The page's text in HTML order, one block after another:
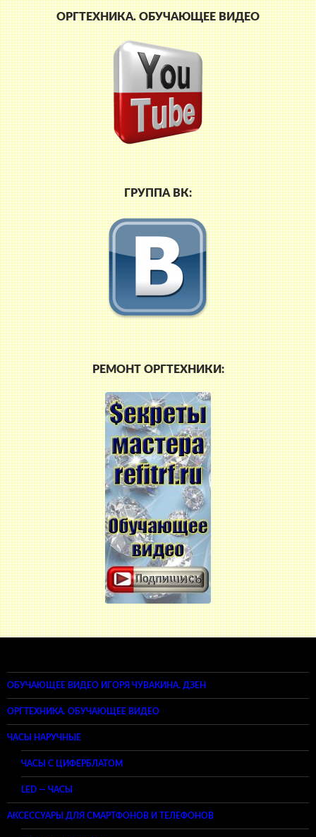
ОРГТЕХНИКА. ОБУЧАЮЩЕЕ ВИДЕО
ГРУППА ВК:
РЕМОНТ ОРГТЕХНИКИ:
ОБУЧАЮЩЕЕ ВИДЕО ИГОРЯ ЧУВАКИНА. ДЗЕН
ОРГТЕХНИКА. ОБУЧАЮЩЕЕ ВИДЕО
ЧАСЫ НАРУЧНЫЕ
ЧАСЫ С ЦИФЕРБЛАТОМ
LED — ЧАСЫ
АКСЕССУАРЫ ДЛЯ СМАРТФОНОВ И ТЕЛЕФОНОВ